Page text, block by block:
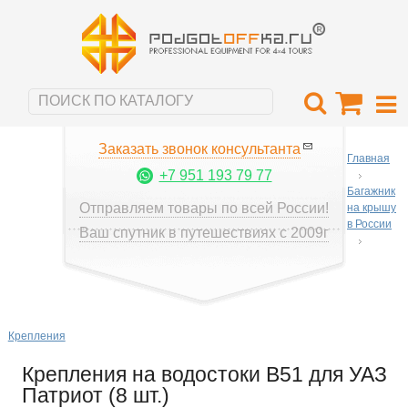
Заказать звонок консультанта
+7 951 193 79 77
Отправляем товары по всей России!
Ваш спутник в путешествиях с 2009г
Главная
Багажник
на крышу
в России
Крепления
Крепления на водостоки B51 для УАЗ
Патриот (8 шт.)